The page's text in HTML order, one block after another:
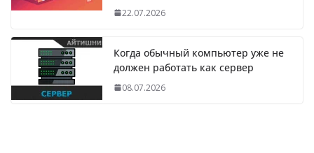
22.07.2026
Когда обычный компьютер уже не
должен работать как сервер
08.07.2026